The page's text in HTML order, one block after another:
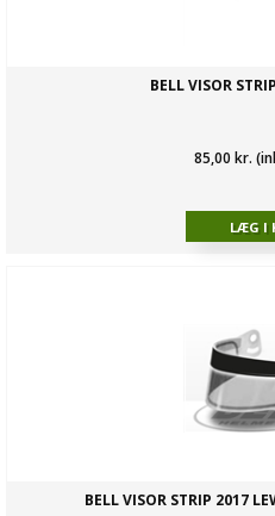
BELL VISOR
85,00 kr.
BELL VISOR STRIP 2017